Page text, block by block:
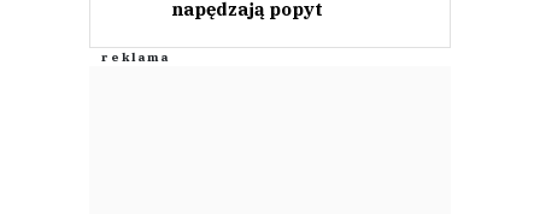
napędzają popyt